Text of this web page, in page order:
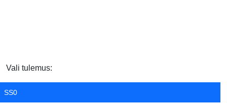
Vali tulemus:
SS0